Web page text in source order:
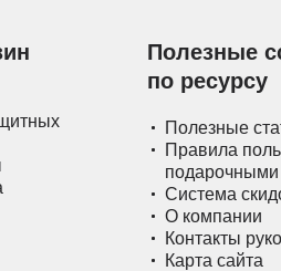
Полезные
по ресурсу
Полезные
Правила
Система
О компании
Контакты
Карта сайта